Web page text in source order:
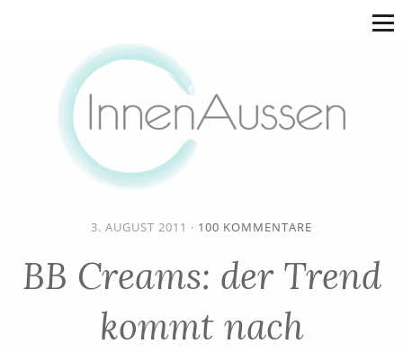
3. AUGUST 2011 · 100 KOMMENTARE
BB Creams: der Trend
kommt nach